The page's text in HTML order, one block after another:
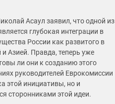
Асаул заявил, что одной из
глубокая интеграции в
России как развитого в
Азией. Правда, теперь уже
ли они к созданию этого
руководителей Еврокомиссии
этой инициативы, но и
сторонниками этой идеи.